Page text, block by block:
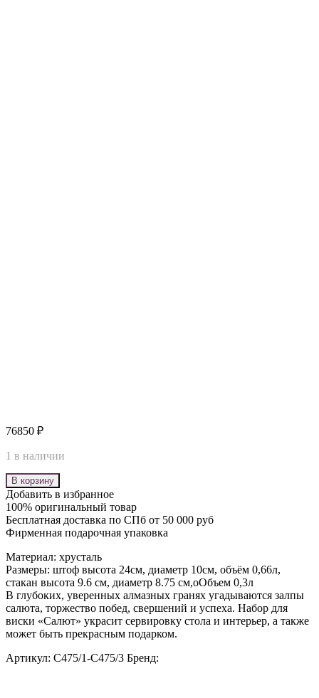
76850 ₽
1 в наличии
В корзину
Добавить в избранное
100% оригинальный товар
Бесплатная доставка по СПб от 50 000 руб
Фирменная подарочная упаковка
Материал: хрусталь
Размеры: штоф высота 24см, диаметр 10см, объём 0,66л,
стакан высота 9.6 см, диаметр 8.75 см,оОбъем 0,3л
В глубоких, уверенных алмазных гранях угадываются залпы
салюта, торжество побед, свершений и успеха. Набор для
виски «Салют» украсит сервировку стола и интерьер, а также
может быть прекрасным подарком.
Артикул: С475/1-С475/3 Бренд: